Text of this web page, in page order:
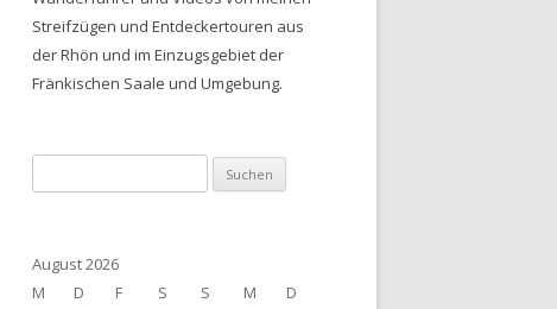
Streifzügen und Entdeckertouren aus
der Rhön und im Einzugsgebiet der
Fränkischen Saale und Umgebung.
nach:
August 2026
M
D F S S M
D